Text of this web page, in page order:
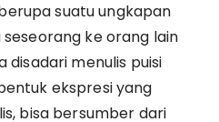
suatu ungkapan
ke orang lain
disadari menulis puisi
ekspresi yang
bisa bersumber dari